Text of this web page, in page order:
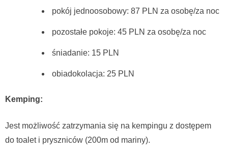
pokój jednoosobowy: 87 PLN za osobę/za noc
pozostałe pokoje: 45 PLN za osobę/za noc
śniadanie: 15 PLN
obiadokolacja: 25 PLN
Kemping:
Jest możliwość zatrzymania się na kempingu z dostępem
do toalet i pryszniców (200m od mariny).